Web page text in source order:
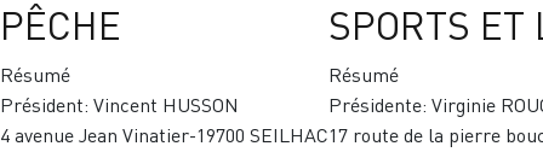
PÊCHE
Résumé
Président: Vincent HUSSON
4 avenue Jean Vinatier-19700 SEILHAC
SPORTS ET
Résumé
Présidente: Virginie
17 route de la pierre